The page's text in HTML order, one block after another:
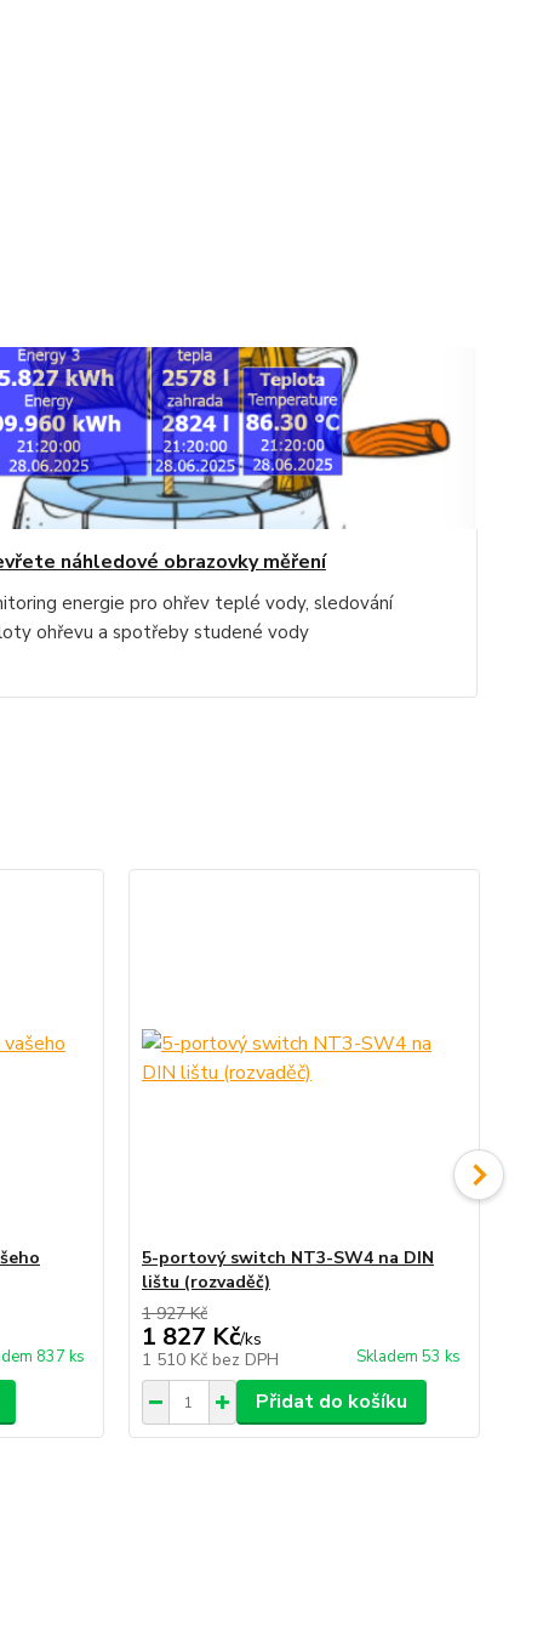
náhledové obrazovky měření
energie pro ohřev teplé vody, sledování
ohřevu a spotřeby studené vody
837 ks
5-portový switch NT3-SW4 na DIN
lištu (rozvaděč)
1 927 Kč
1 827 Kč/ks
1 510 Kč bez DPH Skladem 53 ks
Přidat do košíku